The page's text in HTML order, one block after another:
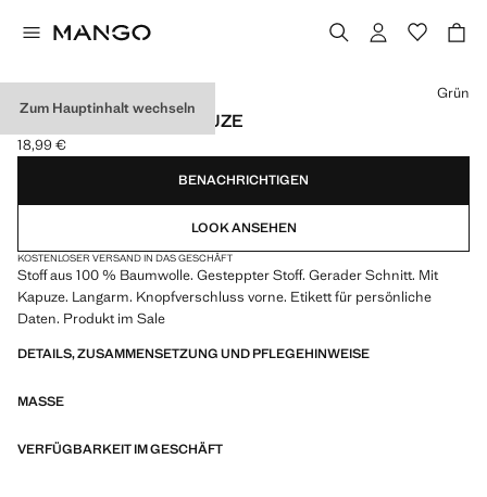
Zum Hauptinhalt wechseln
STEPPJACKE MIT KAPUZE
Aktueller Preis [18,99 € ]
18,99 €
Wählen Sie eine Farbe
Grün
BENACHRICHTIGEN
LOOK ANSEHEN
KOSTENLOSER VERSAND IN DAS GESCHÄFT
Stoff aus 100 % Baumwolle. Gesteppter Stoff. Gerader Schnitt. Mit
Kapuze. Langarm. Knopfverschluss vorne. Etikett für persönliche
Daten. Produkt im Sale
DETAILS, ZUSAMMENSETZUNG UND PFLEGEHINWEISE
MASSE
VERFÜGBARKEIT IM GESCHÄFT